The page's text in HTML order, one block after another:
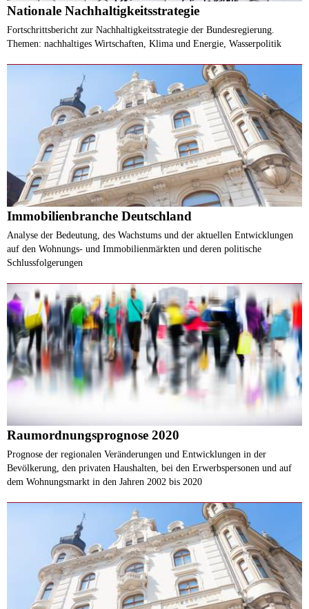
Nationale Nachhaltigkeitsstrategie
Fortschrittsbericht zur Nachhaltigkeitsstrategie der Bundesregierung.
Themen: nachhaltiges Wirtschaften, Klima und Energie, Wasserpolitik
Immobilienbranche Deutschland
Analyse der Bedeutung, des Wachstums und der aktuellen Entwicklungen
auf den Wohnungs- und Immobilienmärkten und deren politische
Schlussfolgerungen
Raumordnungsprognose 2020
Prognose der regionalen Veränderungen und Entwicklungen in der
Bevölkerung, den privaten Haushalten, bei den Erwerbspersonen und auf
dem Wohnungsmarkt in den Jahren 2002 bis 2020